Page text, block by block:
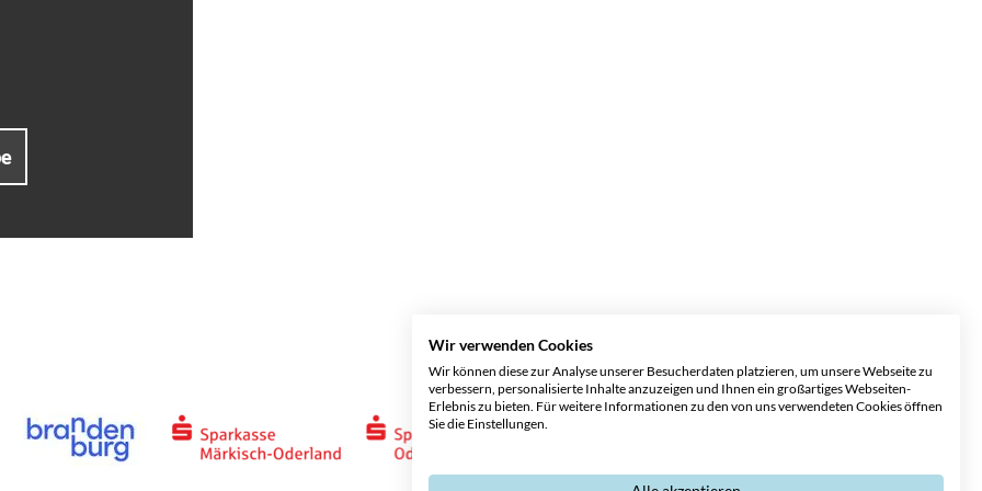
Wir verwenden Cookies
Wir können diese zur Analyse unserer Besucherdaten platzieren, um unsere Webseite zu
verbessern, personalisierte Inhalte anzuzeigen und Ihnen ein großartiges Webseiten-
Erlebnis zu bieten. Für weitere Informationen zu den von uns verwendeten Cookies öffnen
Sie die Einstellungen.